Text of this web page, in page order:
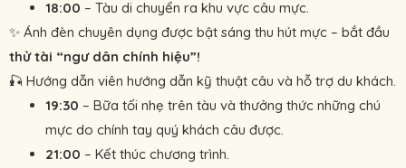
18:00 – Tàu di chuyển ra khu vực câu mực.
✨ Ánh đèn chuyên dụng được bật sáng thu hút mực – bắt đầu
thử tài “ngư dân chính hiệu”!
🎣 Hướng dẫn viên hướng dẫn kỹ thuật câu và hỗ trợ du khách.
19:30 – Bữa tối nhẹ trên tàu và thưởng thức những chú
mực do chính tay quý khách câu được.
21:00 – Kết thúc chương trình.